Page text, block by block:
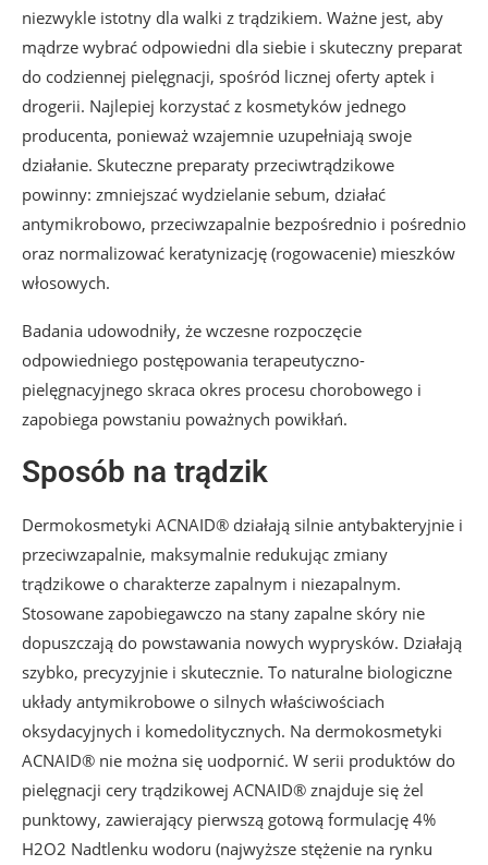
niezwykle istotny dla walki z trądzikiem. Ważne jest, aby
mądrze wybrać odpowiedni dla siebie i skuteczny preparat
do codziennej pielęgnacji, spośród licznej oferty aptek i
drogerii. Najlepiej korzystać z kosmetyków jednego
producenta, ponieważ wzajemnie uzupełniają swoje
działanie. Skuteczne preparaty przeciwtrądzikowe
powinny: zmniejszać wydzielanie sebum, działać
antymikrobowo, przeciwzapalnie bezpośrednio i pośrednio
oraz normalizować keratynizację (rogowacenie) mieszków
włosowych.
Badania udowodniły, że wczesne rozpoczęcie
odpowiedniego postępowania terapeutyczno-
pielęgnacyjnego skraca okres procesu chorobowego i
zapobiega powstaniu poważnych powikłań.
Sposób na trądzik
Dermokosmetyki ACNAID® działają silnie antybakteryjnie i
przeciwzapalnie, maksymalnie redukując zmiany
trądzikowe o charakterze zapalnym i niezapalnym.
Stosowane zapobiegawczo na stany zapalne skóry nie
dopuszczają do powstawania nowych wyprysków. Działają
szybko, precyzyjnie i skutecznie. To naturalne biologiczne
układy antymikrobowe o silnych właściwościach
oksydacyjnych i komedolitycznych. Na dermokosmetyki
ACNAID® nie można się uodpornić. W serii produktów do
pielęgnacji cery trądzikowej ACNAID® znajduje się żel
punktowy, zawierający pierwszą gotową formulację 4%
H2O2 Nadtlenku wodoru (najwyższe stężenie na rynku